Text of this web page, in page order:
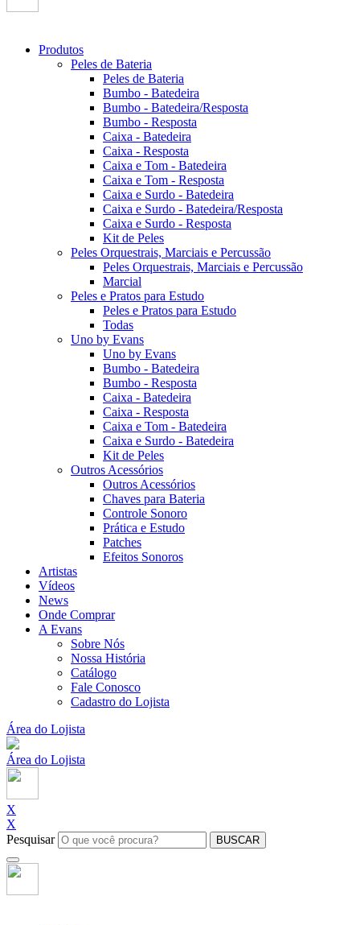
Produtos
Peles de Bateria
Peles de Bateria
Bumbo - Batedeira
Bumbo - Batedeira/Resposta
Bumbo - Resposta
Caixa - Batedeira
Caixa - Resposta
Caixa e Tom - Batedeira
Caixa e Tom - Resposta
Caixa e Surdo - Batedeira
Caixa e Surdo - Batedeira/Resposta
Caixa e Surdo - Resposta
Kit de Peles
Peles Orquestrais, Marciais e Percussão
Peles Orquestrais, Marciais e Percussão
Marcial
Peles e Pratos para Estudo
Peles e Pratos para Estudo
Todas
Uno by Evans
Uno by Evans
Bumbo - Batedeira
Bumbo - Resposta
Caixa - Batedeira
Caixa - Resposta
Caixa e Tom - Batedeira
Caixa e Surdo - Batedeira
Kit de Peles
Outros Acessórios
Outros Acessórios
Chaves para Bateria
Controle Sonoro
Prática e Estudo
Patches
Efeitos Sonoros
Artistas
Vídeos
News
Onde Comprar
A Evans
Sobre Nós
Nossa História
Catálogo
Fale Conosco
Cadastro do Lojista
Área do Lojista
Área do Lojista
X
X
Pesquisar
BUSCAR